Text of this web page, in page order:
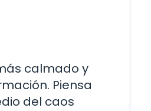
calmado y
Piensa
del caos